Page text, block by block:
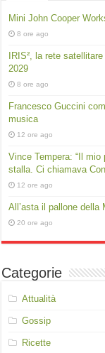
Mini John Cooper
8 ore ago
IRIS², la rete
2029
8 ore ago
Francesco Guccini
musica
12 ore ago
Vince Tempera: “Il
stalla. Ci chiamava
12 ore ago
All’asta il pallone della
20 ore ago
Categorie
Attualità
Gossip
Ricette